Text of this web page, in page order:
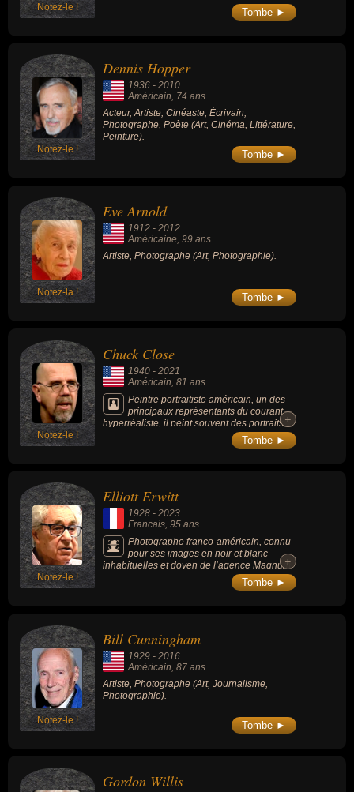
Notez-le ! Tombe ►
Notez-le !
Dennis Hopper
1936 - 2010
Américain, 74 ans
Acteur, Artiste, Cinéaste, Écrivain,
Photographe, Poète (Art, Cinéma, Littérature,
Peinture).
Tombe ►
Notez-la !
Eve Arnold
1912 - 2012
Américaine, 99 ans
Artiste, Photographe (Art, Photographie).
Tombe ►
Notez-le !
Chuck Close
1940 - 2021
Américain , 81 ans
Peintre portraitiste américain, un des
principaux représentants du courant
hyperréaliste, il peint souvent des portraits
au moyen d'une gigantesque échelle (son
premier tableau majeur, Big Nude, mesurait
+
+
Tombe ►
Notez-le !
Elliott Erwitt
1928 - 2023
Francais, 95 ans
Photographe franco-américain, connu
pour ses images en noir et blanc
inhabituelles et doyen de l’agence Magnum,
ses photos de chiens incroyablement
célèbres avaient fait de l’ombre à ses photos
+
+
Tombe ►
Notez-le !
Bill Cunningham
1929 - 2016
Américain , 87 ans
Artiste, Photographe (Art, Journalisme,
Photographie).
Tombe ►
Gordon Willis